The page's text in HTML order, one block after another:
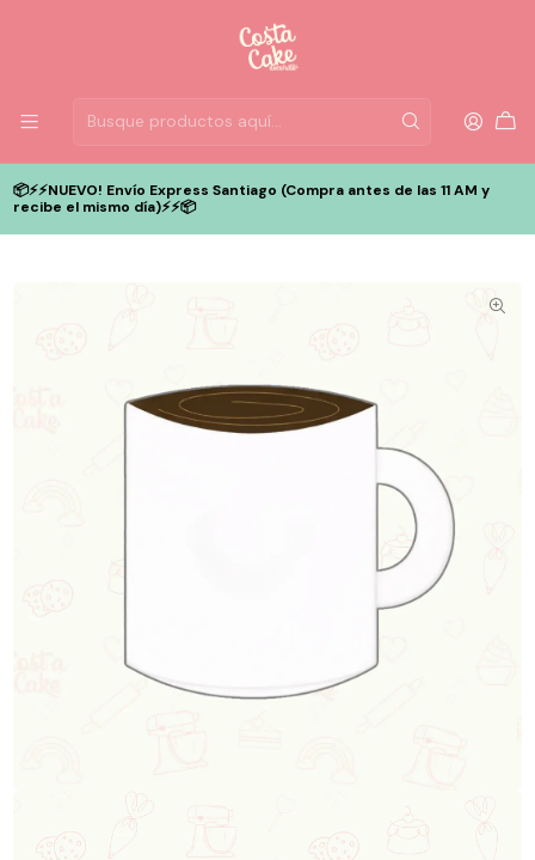
📦⚡️⚡️NUEVO! Envío Express Santiago (Compra antes de las 11 AM y
recibe el mismo día)⚡️⚡️📦